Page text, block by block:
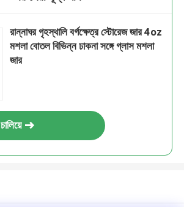
রান্নাঘর গৃহস্থালি বর্গক্ষেত্র স্টোরেজ জার 4oz
মশলা বোতল বিভিন্ন ঢাকনা সঙ্গে গ্লাস মশলা
জার
চালিয়ে